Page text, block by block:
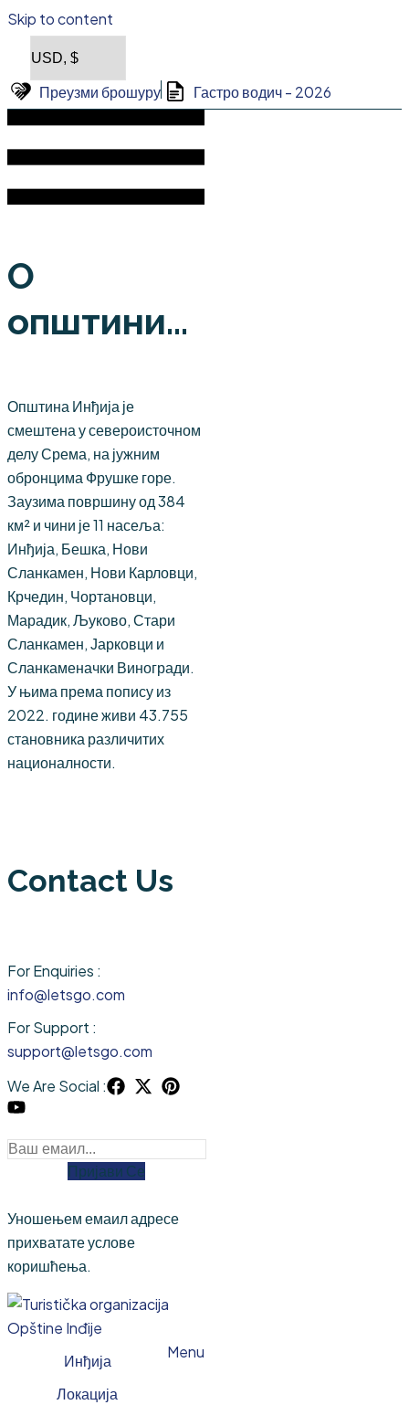
Skip to content
Преузми брошуру Гастро водич - 2026
О
општини...
Општина Инђија је
смештена у североисточном
делу Срема, на јужним
обронцима Фрушке горе.
Заузима површину од 384
км² и чини је 11 насеља:
Инђија, Бешка, Нови
Сланкамен, Нови Карловци,
Крчедин, Чортановци,
Марадик, Љуково, Стари
Сланкамен, Јарковци и
Сланкаменачки Виногради.
У њима према попису из
2022. године живи 43.755
становника различитих
националности.
Contact Us
For Enquiries :
info@letsgo.com
For Support :
support@letsgo.com
We Are Social :
Пријави Се
Уношењем емаил адресе
прихватате услове
коришћења.
Инђија
Локација
Menu